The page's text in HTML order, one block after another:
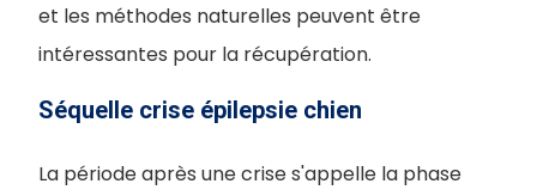
et les méthodes naturelles peuvent être
intéressantes pour la récupération.
Séquelle crise épilepsie chien
La période après une crise s'appelle la phase